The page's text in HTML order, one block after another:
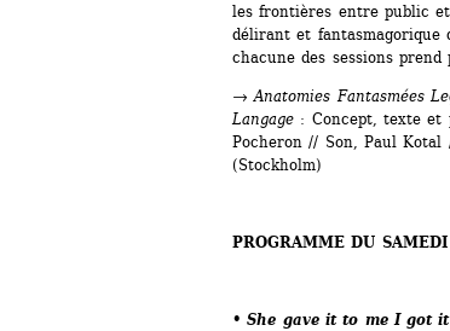
les frontières entre public
délirant et fantasmagorique
chacune des sessions
→ Anatomies Fantasmées
Langage : Concept, texte et
Pocheron // Son, Paul
(Stockholm)
PROGRAMME DU SAMEDI
• She gave it to me I got